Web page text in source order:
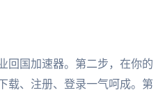
回国加速器。第二步，在你的
载、注册、登录一气呵成。第